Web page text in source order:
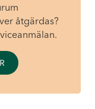
åtgärdas?